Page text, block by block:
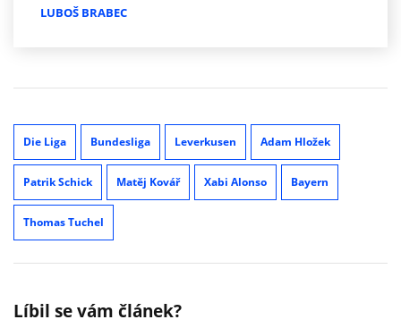
LUBOŠ BRABEC
Die Liga Bundesliga Leverkusen Adam Hložek
Patrik Schick Matěj Kovář Xabi Alonso Bayern
Thomas Tuchel
Líbil se vám článek?